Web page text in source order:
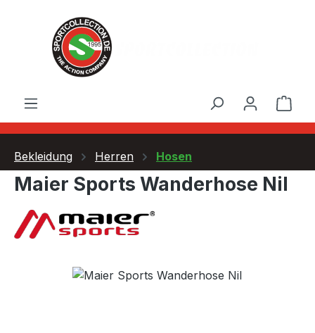
Zum Hauptinhalt springen
Bekleidung Herren Hosen
Maier Sports Wanderhose Nil
Bildergalerie überspringen